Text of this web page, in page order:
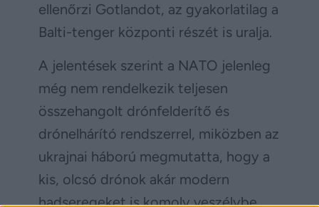
ellenőrzi Gotlandot, az gyakorlatilag a
Balti-tenger központi részét is uralja.
A jelentések szerint a NATO jelenleg
még nem rendelkezik teljesen
összehangolt drónfelderítő és
drónelhárító rendszerrel, miközben az
ukrajnai háború megmutatta, hogy a
kis, olcsó drónok akár modern
hadseregeket is komoly veszélybe